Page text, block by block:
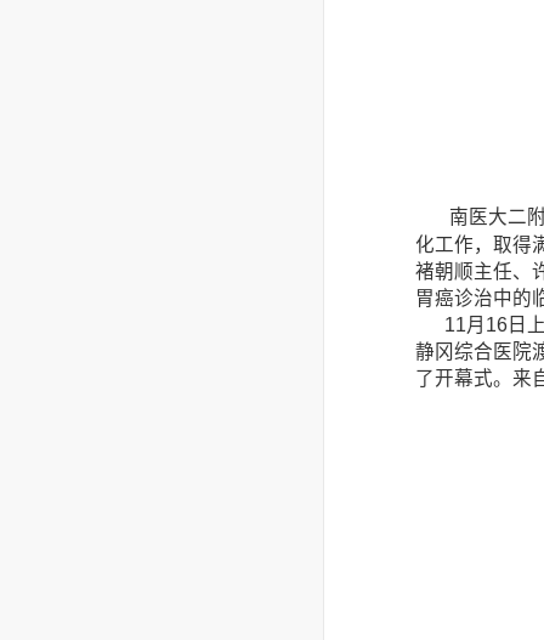
南医大二
化工作，取得
褚朝顺主任、
胃癌诊治中的
11月16日上
静冈综合医院
了开幕式。来